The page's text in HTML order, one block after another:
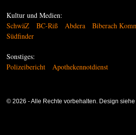
Kultur und Medien:
SchwäZ
BC-Riß Abdera Biberach
Südfinder
Sonstiges:
Polizeibericht
Apothekennotdienst
©2026 - Alle Rechte vorbehalten. Design